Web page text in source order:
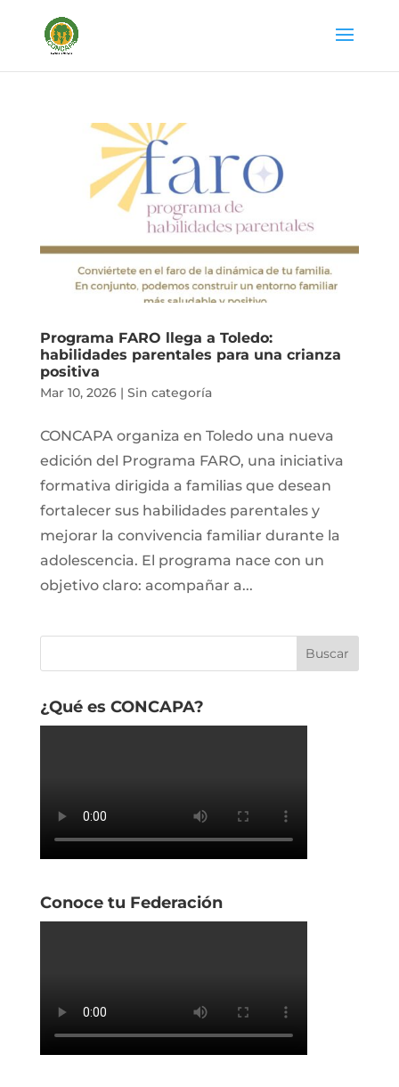
Programa FARO llega a Toledo:
habilidades parentales para una crianza
positiva
Mar 10, 2026| Sin categoría
CONCAPA organiza en Toledo una nueva
edición del Programa FARO, una iniciativa
formativa dirigida a familias que desean
fortalecer sus habilidades parentales y
mejorar la convivencia familiar durante la
adolescencia. El programa nace con un
objetivo claro: acompañar a...
¿Qué es CONCAPA?
Conoce tu Federación